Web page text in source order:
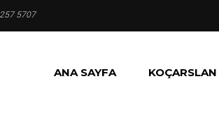
5707
ANA SAYFA KOÇARSLAN